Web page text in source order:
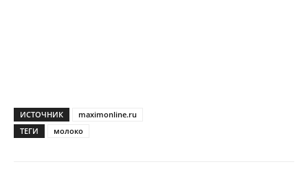
ИСТОЧНИК
maximonline.ru
ТЕГИ
молоко